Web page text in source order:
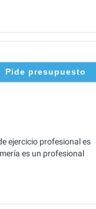
Pide presupuesto
ejercicio profesional es
es un profesional